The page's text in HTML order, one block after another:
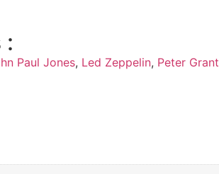
:
Paul Jones, Led Zeppelin, Peter Grant